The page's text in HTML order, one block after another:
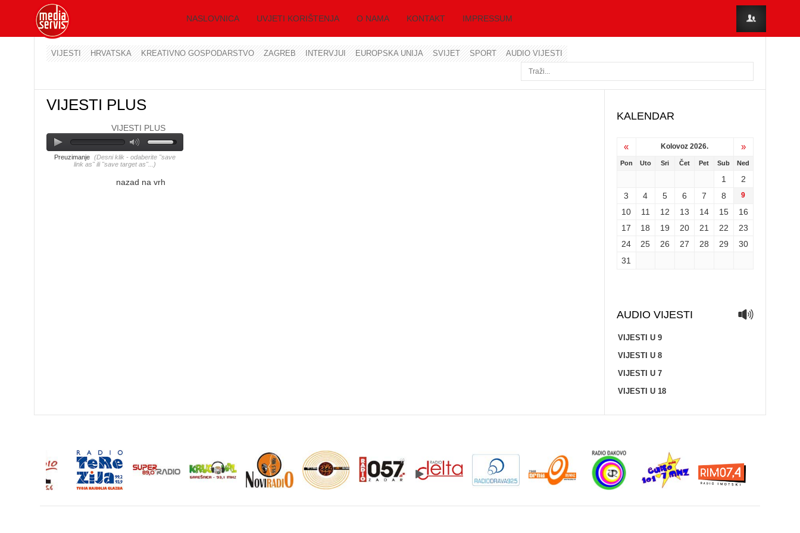
NASLOVNICA UVJETI KORIŠTENJA O NAMA KONTAKT IMPRESSUM
VIJESTI HRVATSKA KREATIVNO GOSPODARSTVO ZAGREB INTERVJUI EUROPSKA UNIJA SVIJET SPORT AUDIO VIJESTI
VIJESTI PLUS
VIJESTI PLUS
Preuzimanje (Desni klik - odaberite "save
link as" ili "save target as"...)
nazad na vrh
KALENDAR
« Kolovoz 2026. »
Pon Uto Sri Čet Pet Sub Ned
1
2
3
4 5 6 7 8 9
10 11 12 13 14 15
16
17
18 19 20 21 22
23
24
25 26 27 28 29
30
31
AUDIO VIJESTI
VIJESTI U 9
VIJESTI U 8
VIJESTI U 7
VIJESTI U 18